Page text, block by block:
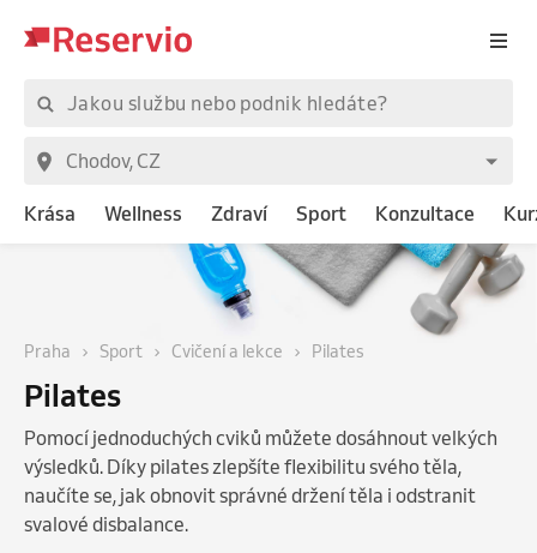
Krása Wellness Zdraví Sport Konzultace
Praha Sport Cvičení a lekce Pilates
Pilates
Pomocí jednoduchých cviků můžete dosáhnout velkých
výsledků. Díky pilates zlepšíte flexibilitu svého těla,
naučíte se, jak obnovit správné držení těla i odstranit
svalové disbalance.